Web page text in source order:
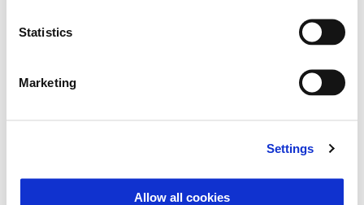
Statistics
Marketing
Settings
Allow all cookies